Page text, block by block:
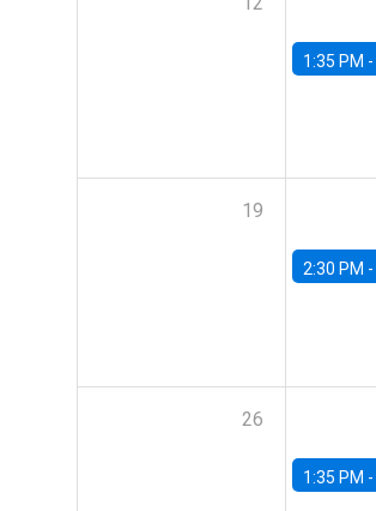
1:35 PM -
19
2:30 PM -
26
1:35 PM -